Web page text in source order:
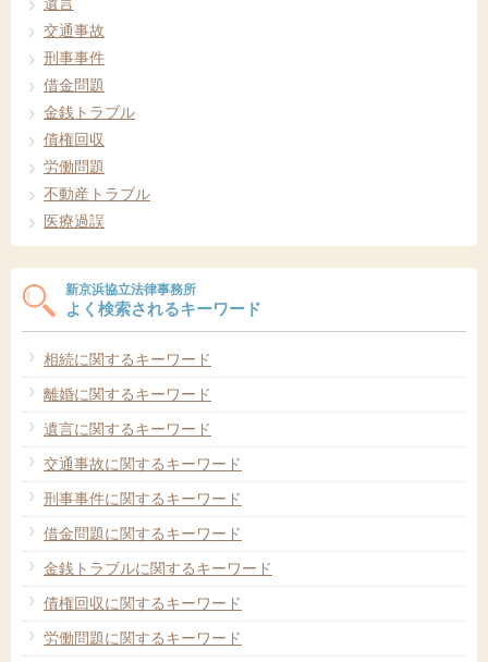
交通事故
刑事事件
借金問題
金銭トラブル
債権回収
労働問題
不動産トラブル
医療過誤
新京浜協立法律事務所
よく検索されるキーワード
相続に関するキーワード
離婚に関するキーワード
遺言に関するキーワード
交通事故に関するキーワード
刑事事件に関するキーワード
借金問題に関するキーワード
金銭トラブルに関するキーワード
債権回収に関するキーワード
労働問題に関するキーワード